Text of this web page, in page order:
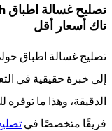
تاك أسعار أقل
إلى خبرة حقيقية في
الدقيقة، وهذا ما
فريقًا متخصصًا في